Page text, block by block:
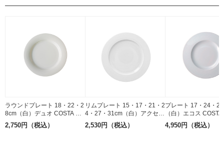
ラウンドプレート 18・22・2
8cm（白）デュオ COSTA VE
RDE 磁器
2,750円（税込）
リムプレート 15・17・21・2
4・27・31cm（白）アクセス
RAK PORCELAIN 磁器
2,530円（税込）
プレート 17・24・
（白）エコス
磁器
4,950円（税込）